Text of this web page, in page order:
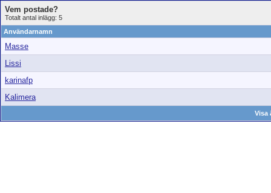
Vem postade?
Totalt antal inlägg: 5
Användarnamn
Masse
Lissi
karinafp
Kalimera
Visa